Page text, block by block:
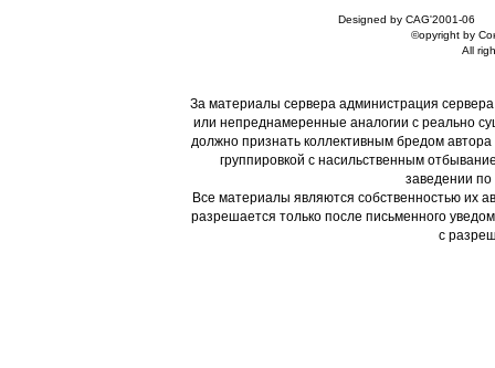
Designed by CAG'2001-06
©opyright by
All
За материалы сервера администрация
или непреднамеренные аналогии с реально
должно признать коллективным бредом автора
группировкой с насильственным
заведении по
Все материалы являются собственностью их
разрешается только после письменного
с